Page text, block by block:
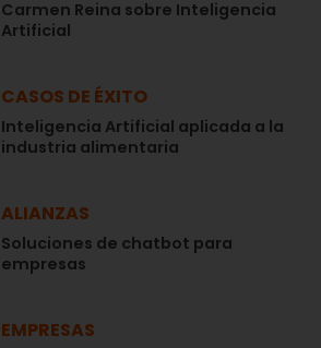
Carmen Reina sobre Inteligencia
Artificial
CASOS DE ÉXITO
Inteligencia Artificial aplicada a la
industria alimentaria
ALIANZAS
Soluciones de chatbot para
empresas
EMPRESAS